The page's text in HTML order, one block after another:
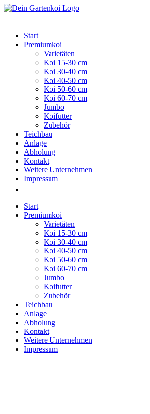
Zum
Start
Premiumkoi
Varietäten
Koi 15-30 cm
Koi 30-40 cm
Koi 40-50 cm
Koi 50-60 cm
Koi 60-70 cm
Jumbo
Koifutter
Zubehör
Teichbau
Anlage
Abholung
Kontakt
Weitere Unternehmen
Impressum
Start
Premiumkoi
Varietäten
Koi 15-30 cm
Koi 30-40 cm
Koi 40-50 cm
Koi 50-60 cm
Koi 60-70 cm
Jumbo
Koifutter
Zubehör
Teichbau
Anlage
Abholung
Kontakt
Weitere Unternehmen
Impressum